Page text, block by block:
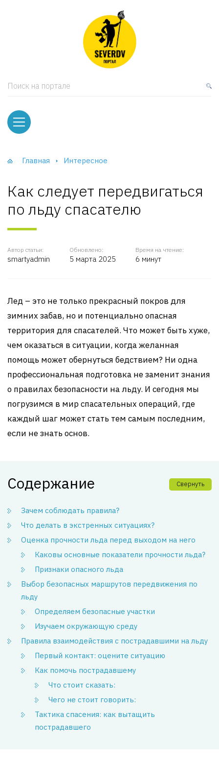
Поиск на портале
Главная Интересное
Как следует передвигаться
по льду спасателю
Автор статьи:
smartyadmin
Обновлено:
5 марта 2025
Время на чтение:
6 минут
Лед – это не только прекрасный покров для
зимних забав, но и потенциально опасная
территория для спасателей. Что может быть хуже,
чем оказаться в ситуации, когда желанная
помощь может обернуться бедствием? Ни одна
профессиональная подготовка не заменит знания
о правилах безопасности на льду. И сегодня мы
погрузимся в мир спасательных операций, где
каждый шаг может стать тем самым последним,
если не знать основ.
Содержание Свернуть
Зачем соблюдать правила?
Что делать в экстренных ситуациях?
Оценка прочности льда перед выходом на него
Каковы основные показатели прочности льда?
Признаки опасного льда
Выбор безопасных маршрутов передвижения по
льду
Определяем безопасные участки
Изучаем окружающую среду
Правила взаимодействия с пострадавшими на льду
Первый контакт: оцените ситуацию
Как помочь пострадавшему
Что стоит сказать:
Чего не стоит говорить:
Тактика спасения: как вытащить
пострадавшего
и тумбы